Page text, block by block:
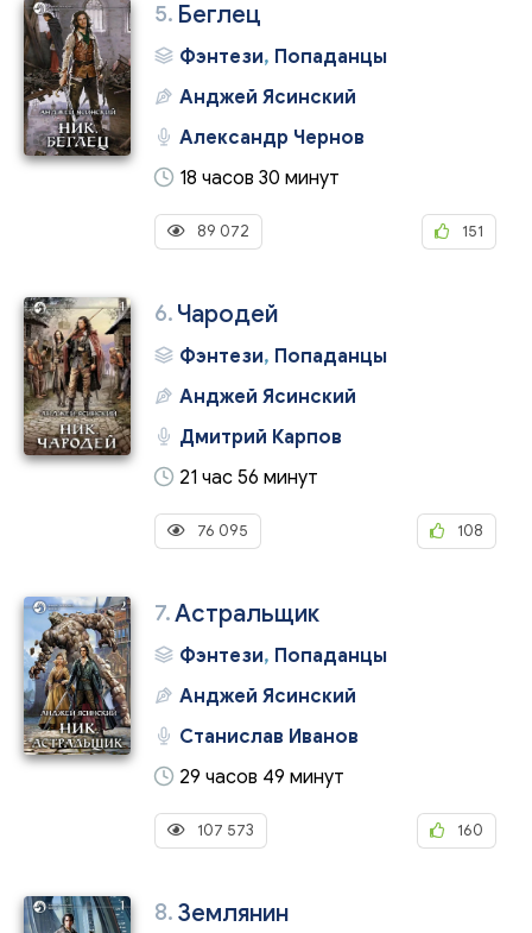
5. Беглец
Фэнтези, Попаданцы
Анджей Ясинский
Александр Чернов
18 часов 30 минут
89 072 151
6. Чародей
Фэнтези, Попаданцы
Анджей Ясинский
Дмитрий Карпов
21 час 56 минут
76 095 108
7.Астральщик
Фэнтези, Попаданцы
Анджей Ясинский
Станислав Иванов
29 часов 49 минут
107 573 160
8. Землянин